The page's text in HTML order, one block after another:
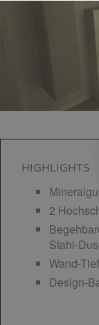
HIGHLIGHTS
2
Stahl-
Wand-
Design-